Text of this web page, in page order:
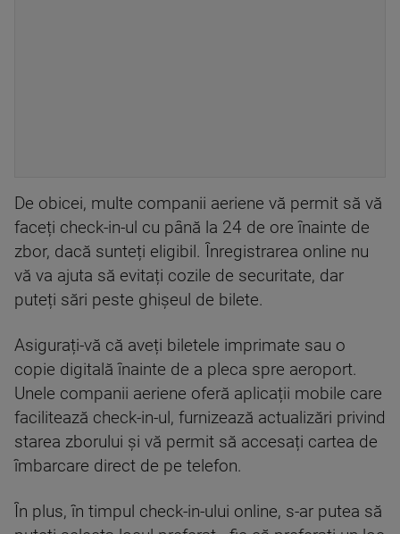
De obicei, multe companii aeriene vă permit să vă
faceți check-in-ul cu până la 24 de ore înainte de
zbor, dacă sunteți eligibil. Înregistrarea online nu
vă va ajuta să evitați cozile de securitate, dar
puteți sări peste ghișeul de bilete.
Asigurați-vă că aveți biletele imprimate sau o
copie digitală înainte de a pleca spre aeroport.
Unele companii aeriene oferă aplicații mobile care
facilitează check-in-ul, furnizează actualizări privind
starea zborului și vă permit să accesați cartea de
îmbarcare direct de pe telefon.
În plus, în timpul check-in-ului online, s-ar putea să